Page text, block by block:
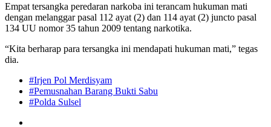
Empat tersangka peredaran narkoba ini terancam hukuman mati
dengan melanggar pasal 112 ayat (2) dan 114 ayat (2) juncto pasal
134 UU nomor 35 tahun 2009 tentang narkotika.
“Kita berharap para tersangka ini mendapati hukuman mati,” tegas
dia.
#Irjen Pol Merdisyam
#Pemusnahan Barang Bukti Sabu
#Polda Sulsel